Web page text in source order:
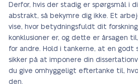
Derfor, hvis der stadig er spørgsmål i
abstrakt, så bekymre dig ikke. Et
vise, hvor betydningsfuldt dit
konklusioner er, og dette er årsagen
for andre. Hold i tankerne, at en godt
sikker på at imponere din
du give omhyggeligt eftertanke til,
den.